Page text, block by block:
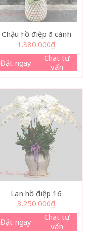
Chậu hồ điệp 6 cành
1.880.000₫
Đặt ngay
Chat tư
vấn
Lan hồ điệp 16
3.250.000₫
Đặt ngay
Chat tư
vấn